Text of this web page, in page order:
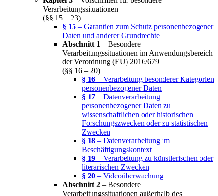
Verarbeitungssituationen
(§§ 15 – 23)
§ 15 – Garantien zum Schutz personenbezogener
Daten und anderer Grundrechte
Abschnitt 1 – Besondere
Verarbeitungssituationen im Anwendungsbereich
der Verordnung (EU) 2016/679
(§§ 16 – 20)
§ 16 – Verarbeitung besonderer Kategorien
personenbezogener Daten
§ 17 – Datenverarbeitung
personenbezogener Daten zu
wissenschaftlichen oder historischen
Forschungszwecken oder zu statistischen
Zwecken
§ 18 – Datenverarbeitung im
Beschäftigungskontext
§ 19 – Verarbeitung zu künstlerischen oder
literarischen Zwecken
§ 20 – Videoüberwachung
Abschnitt 2 – Besondere
Verarbeitungssituationen außerhalb des